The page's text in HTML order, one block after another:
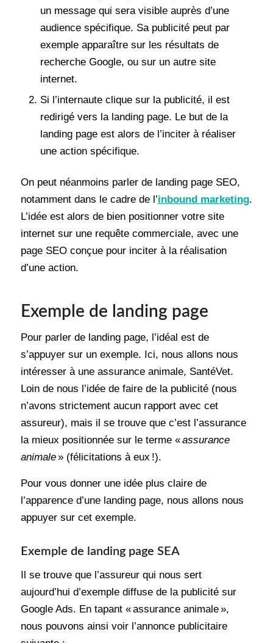
un message qui sera visible auprès d’une
audience spécifique. Sa publicité peut par
exemple apparaître sur les résultats de
recherche Google, ou sur un autre site
internet.
Si l’internaute clique sur la publicité, il est
redirigé vers la landing page. Le but de la
landing page est alors de l’inciter à réaliser
une action spécifique.
On peut néanmoins parler de landing page SEO,
notamment dans le cadre de l’inbound marketing.
L’idée est alors de bien positionner votre site
internet sur une requête commerciale, avec une
page SEO conçue pour inciter à la réalisation
d’une action.
Exemple de landing page
Pour parler de landing page, l’idéal est de
s’appuyer sur un exemple. Ici, nous allons nous
intéresser à une assurance animale, SantéVet.
Loin de nous l’idée de faire de la publicité (nous
n’avons strictement aucun rapport avec cet
assureur), mais il se trouve que c’est l’assurance
la mieux positionnée sur le terme «assurance
animale» (félicitations à eux !).
Pour vous donner une idée plus claire de
l’apparence d’une landing page, nous allons nous
appuyer sur cet exemple.
Exemple de landing page SEA
Il se trouve que l’assureur qui nous sert
aujourd’hui d’exemple diffuse de la publicité sur
Google Ads. En tapant « assurance animale »,
nous pouvons ainsi voir l’annonce publicitaire